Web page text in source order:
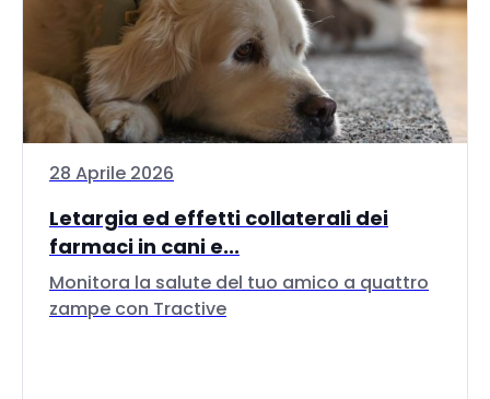
28 Aprile 2026
Letargia ed effetti collaterali dei
farmaci in cani e...
Monitora la salute del tuo amico a quattro
zampe con Tractive